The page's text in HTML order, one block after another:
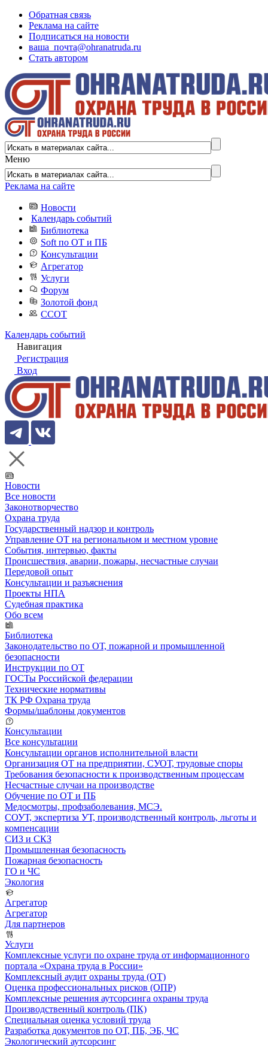
Обратная связь
Реклама на сайте
Подписаться на новости
ваша_почта@ohranatruda.ru
Стать автором
Меню
Реклама на сайте
Новости
Календарь событий
Библиотека
Soft по ОТ и ПБ
Консультации
Агрегатор
Услуги
Форум
Золотой фонд
ССОТ
Календарь событий
Навигация
Регистрация
Вход
Новости
Все новости
Законотворчество
Охрана труда
Государственный надзор и контроль
Управление ОТ на региональном и местном уровне
События, интервью, факты
Происшествия, аварии, пожары, несчастные случаи
Передовой опыт
Консультации и разъяснения
Проекты НПА
Судебная практика
Обо всем
Библиотека
Законодательство по ОТ, пожарной и промышленной
безопасности
Инструкции по ОТ
ГОСТы Российской федерации
Технические нормативы
ТК РФ Охрана труда
Формы/шаблоны документов
Консультации
Все консультации
Консультации органов исполнительной власти
Организация ОТ на предприятии, СУОТ, трудовые споры
Требования безопасности к производственным процессам
Несчастные случаи на производстве
Обучение по ОТ и ПБ
Медосмотры, профзаболевания, МСЭ.
СОУТ, экспертиза УТ, производственный контроль, льготы и
компенсации
СИЗ и СКЗ
Промышленная безопасность
Пожарная безопасность
ГО и ЧС
Экология
Агрегатор
Агрегатор
Для партнеров
Услуги
Комплексные услуги по охране труда от информационного
портала «Охрана труда в России»
Комплексный аудит охраны труда (ОТ)
Оценка профессиональных рисков (ОПР)
Комплексные решения аутсорсинга охраны труда
Производственный контроль (ПК)
Специальная оценка условий труда
Разработка документов по ОТ, ПБ, ЭБ, ЧС
Экологический аутсорсинг